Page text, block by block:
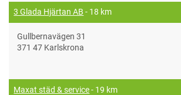
3 Glada Hjärtan AB - 18 km
Gullbernavägen 31
371 47 Karlskrona
Maxat städ & service- 19 km